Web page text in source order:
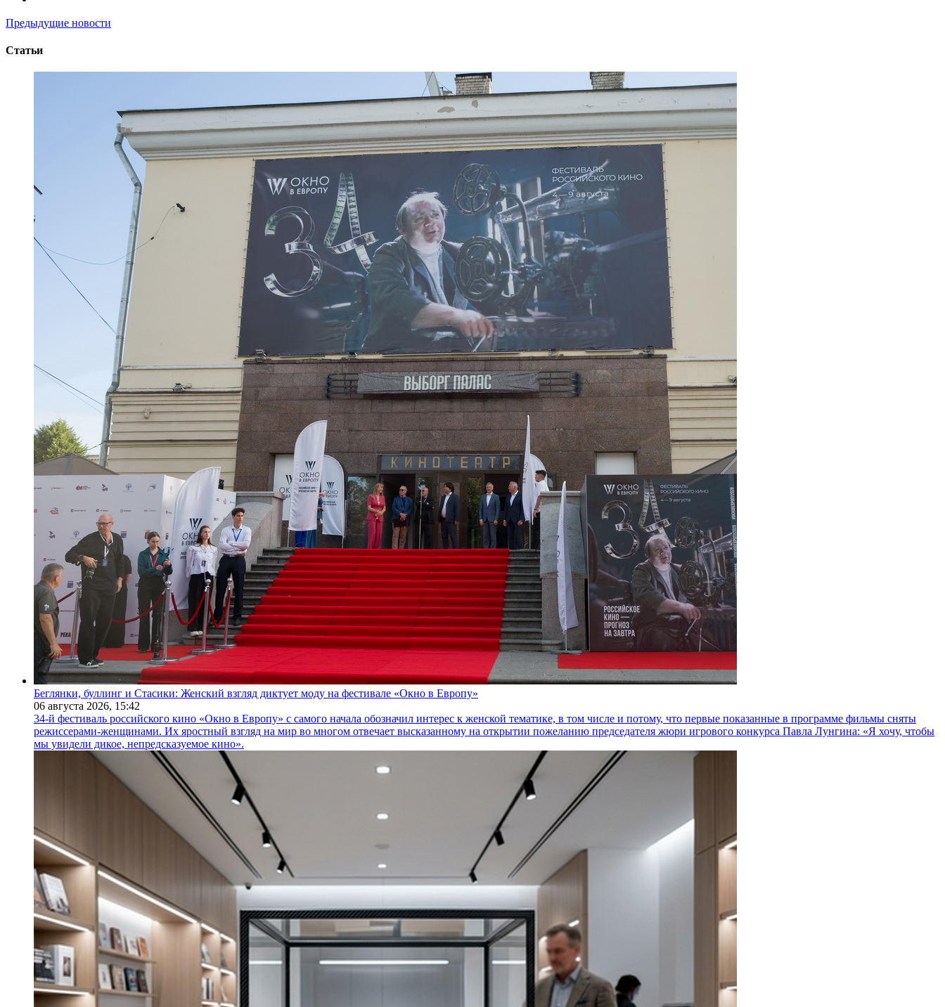
Предыдущие новости
Статьи
Беглянки, буллинг и Стасики: Женский взгляд диктует моду на фестивале «Окно в Европу»
06 августа 2026, 15:42
34-й фестиваль российского кино «Окно в Европу» с самого начала обозначил интерес к женской тематике, в том числе и потому, что первые показанные в программе фильмы сняты
режиссерами-женщинами. Их яростный взгляд на мир во многом отвечает высказанному на открытии пожеланию председателя жюри игрового конкурса Павла Лунгина: «Я хочу, чтобы
мы увидели дикое, непредсказуемое кино».